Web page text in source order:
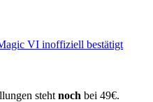
VI inoffiziell bestätigt
steht noch bei 49€.